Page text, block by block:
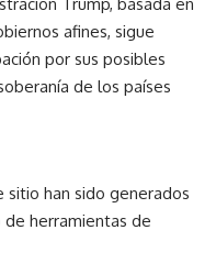
afines, sigue
por sus posibles
de los países
han sido generados
herramientas de